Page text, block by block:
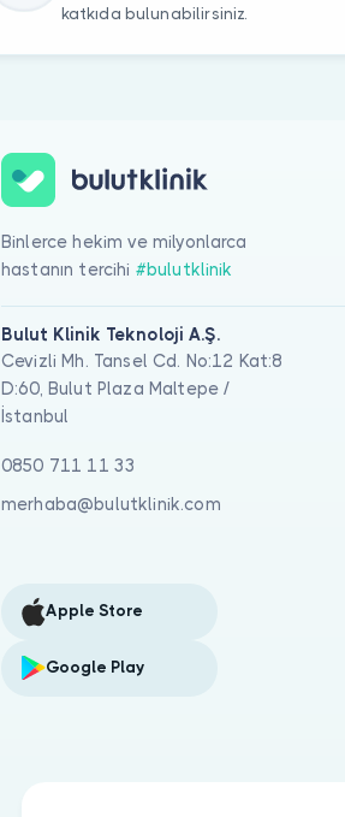
katkıda bulunabilirsiniz.
Binlerce hekim ve milyonlarca
hastanın tercihi #bulutklinik
Bulut Klinik Teknoloji A.Ş.
Cevizli Mh. Tansel Cd. No:12 Kat:8
D:60, Bulut Plaza Maltepe /
İstanbul
0850 711 11 33
merhaba@bulutklinik.com
Apple Store
Google Play